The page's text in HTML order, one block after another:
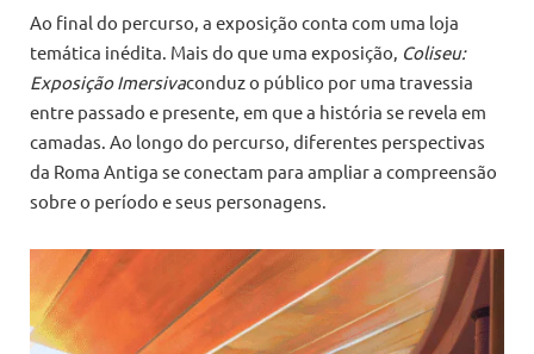
Ao final do percurso, a exposição conta com uma loja
temática inédita. Mais do que uma exposição, Coliseu:
Exposição Imersivaconduz o público por uma travessia
entre passado e presente, em que a história se revela em
camadas. Ao longo do percurso, diferentes perspectivas
da Roma Antiga se conectam para ampliar a compreensão
sobre o período e seus personagens.